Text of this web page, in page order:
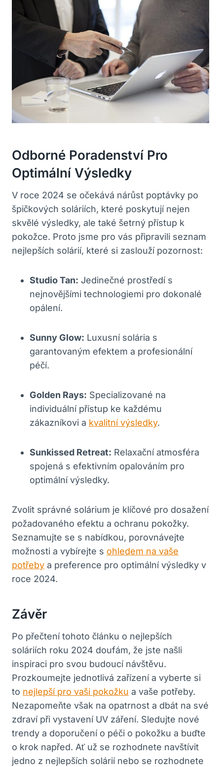
Odborné Poradenství Pro
Optimální Výsledky
V roce 2024 se očekává nárůst poptávky po
špičkových soláriích, které poskytují nejen
skvělé výsledky, ale také šetrný přístup k
pokožce. Proto jsme pro vás připravili seznam
nejlepších solárií, které si zaslouží pozornost:
Studio Tan: Jedinečné prostředí s
nejnovějšími technologiemi pro dokonalé
opálení.
Sunny Glow: Luxusní solária s
garantovaným efektem a profesionální
péčí.
Golden Rays: Specializované na
individuální přístup ke každému
zákazníkovi a kvalitní výsledky.
Sunkissed Retreat: Relaxační atmosféra
spojená s efektivním opalováním pro
optimální výsledky.
Zvolit správné solárium je klíčové pro dosažení
požadovaného efektu a ochranu pokožky.
Seznamujte se s nabídkou, porovnávejte
možnosti a vybírejte s ohledem na vaše
potřeby a preference pro optimální výsledky v
roce 2024.
Závěr
Po přečtení tohoto článku o nejlepších
soláriích roku 2024 doufám, že jste našli
inspiraci pro svou budoucí návštěvu.
Prozkoumejte jednotlivá zařízení a vyberte si
to nejlepší pro vaši pokožku a vaše potřeby.
Nezapomeňte však na opatrnost a dbát na své
zdraví při vystavení UV záření. Sledujte nové
trendy a doporučení o péči o pokožku a buďte
o krok napřed. Ať už se rozhodnete navštívit
jedno z nejlepších solárií nebo se rozhodnete